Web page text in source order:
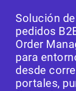
Solución
pedidos
Order
para
desde
portales,